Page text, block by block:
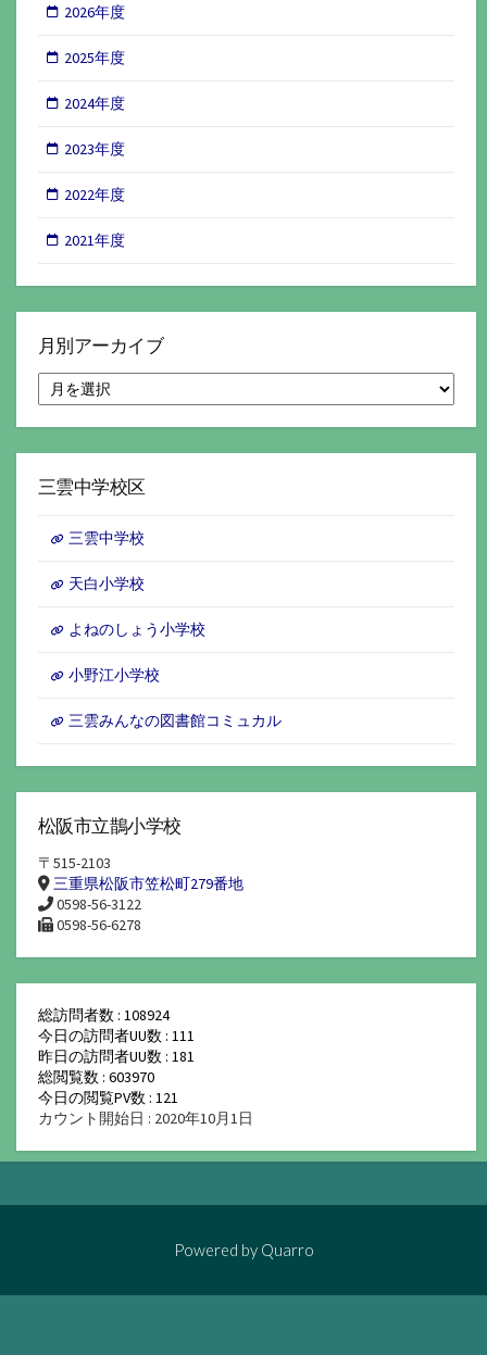
2026年度
2025年度
2024年度
2023年度
2022年度
2021年度
月別アーカイブ
別
ア
イ
三雲中学校区
三雲中学校
天白小学校
よねのしょう小学校
小野江小学校
三雲みんなの図書館コミュカル
松阪市立鵲小学校
〒515-2103
三重県松阪市笠松町279番地
0598-56-3122
0598-56-6278
総訪問者数 : 108924
今日の訪問者UU数 : 111
昨日の訪問者UU数 : 181
総閲覧数 : 603970
今日の閲覧PV数 : 121
カウント開始日 : 2020年10月1日
Powered by Quarro